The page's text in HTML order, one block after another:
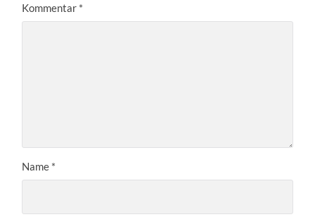
Kommentar *
Name *